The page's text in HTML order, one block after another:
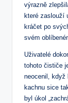
výrazně
které zaslouží
kráčet po
svém
Uživatelé
tohoto čističe
neocenil, když
kachnu sice
byl úkol